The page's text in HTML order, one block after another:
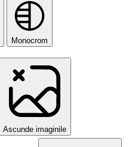
Monocrom
Ascunde imaginile